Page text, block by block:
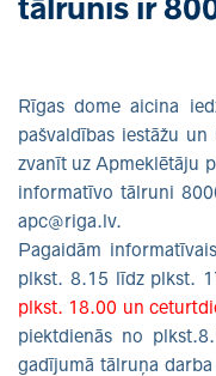
tālrunis ir
Rīgas dome aicina
pašvaldības iestāžu
zvanīt uz Apmeklētāju
informatīvo tālruni
apc@riga.lv.
Pagaidām
plkst. 8.15 līdz plkst.
plkst. 18.00 un
piektdienās no
gadījumā tālruņa